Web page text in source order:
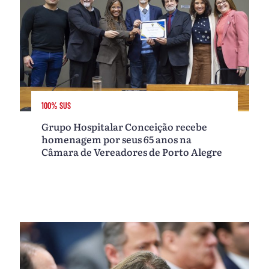
100% SUS
Grupo Hospitalar Conceição recebe
homenagem por seus 65 anos na
Câmara de Vereadores de Porto Alegre